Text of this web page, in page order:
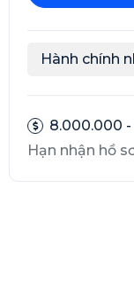
Hành chính
8.000.000
Hạn nhận hồ